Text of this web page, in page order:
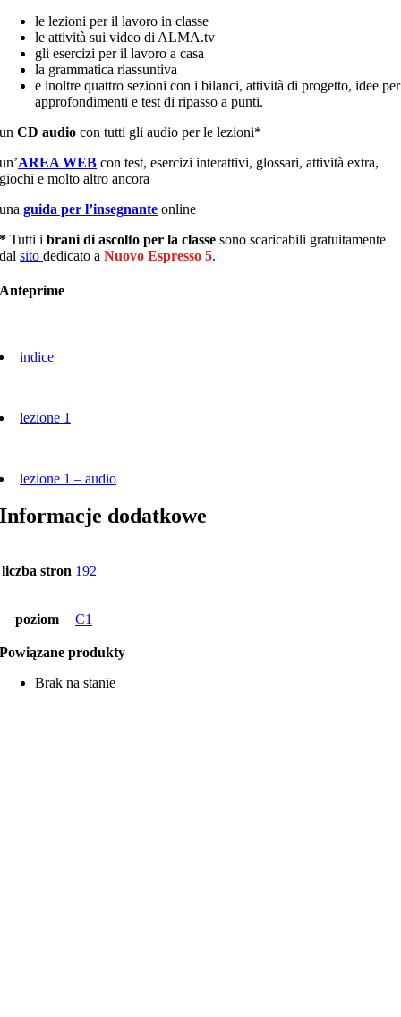
le lezioni per il lavoro in classe
le attività sui video di ALMA.tv
gli esercizi per il lavoro a casa
la grammatica riassuntiva
e inoltre quattro sezioni con i bilanci, attività di progetto, idee per
approfondimenti e test di ripasso a punti.
unCD audio con tutti gli audio per le lezioni*
un’AREA WEB con test, esercizi interattivi, glossari, attività extra,
giochi e molto altro ancora
unaguida per l’insegnante online
* Tutti i brani di ascolto per la classe sono scaricabili gratuitamente
dalsitodedicato aNuovo Espresso 5.
Anteprime
indice
lezione 1
lezione 1 – audio
Informacje dodatkowe
liczba stron 192
poziom C1
Powiązane produkty
Brak na stanie